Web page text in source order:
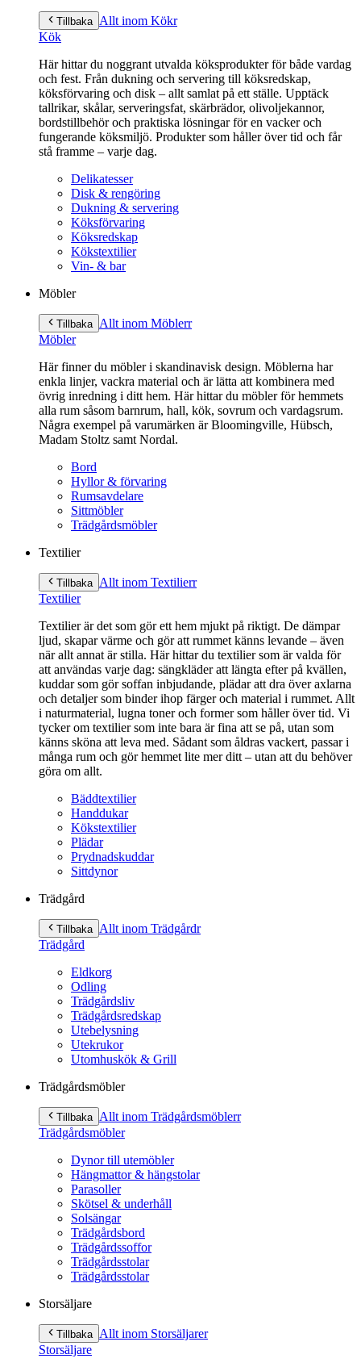
Tillbaka Allt inom Kökr
Kök
Här hittar du noggrant utvalda köksprodukter för både vardag
och fest. Från dukning och servering till köksredskap,
köksförvaring och disk – allt samlat på ett ställe. Upptäck
tallrikar, skålar, serveringsfat, skärbrädor, olivoljekannor,
bordstillbehör och praktiska lösningar för en vacker och
fungerande köksmiljö. Produkter som håller över tid och får
stå framme – varje dag.
Delikatesser
Disk & rengöring
Dukning & servering
Köksförvaring
Köksredskap
Kökstextilier
Vin- & bar
Möbler
Tillbaka Allt inom Möblerr
Möbler
Här finner du möbler i skandinavisk design. Möblerna har
enkla linjer, vackra material och är lätta att kombinera med
övrig inredning i ditt hem. Här hittar du möbler för hemmets
alla rum såsom barnrum, hall, kök, sovrum och vardagsrum.
Några exempel på varumärken är Bloomingville, Hübsch,
Madam Stoltz samt Nordal.
Bord
Hyllor & förvaring
Rumsavdelare
Sittmöbler
Trädgårdsmöbler
Textilier
Tillbaka Allt inom Textilierr
Textilier
Textilier är det som gör ett hem mjukt på riktigt. De dämpar
ljud, skapar värme och gör att rummet känns levande – även
när allt annat är stilla. Här hittar du textilier som är valda för
att användas varje dag: sängkläder att längta efter på kvällen,
kuddar som gör soffan inbjudande, plädar att dra över axlarna
och detaljer som binder ihop färger och material i rummet. Allt
i naturmaterial, lugna toner och former som håller över tid. Vi
tycker om textilier som inte bara är fina att se på, utan som
känns sköna att leva med. Sådant som åldras vackert, passar i
många rum och gör hemmet lite mer ditt – utan att du behöver
göra om allt.
Bäddtextilier
Handdukar
Kökstextilier
Plädar
Prydnadskuddar
Sittdynor
Trädgård
Tillbaka Allt inom Trädgårdr
Trädgård
Eldkorg
Odling
Trädgårdsliv
Trädgårdsredskap
Utebelysning
Utekrukor
Utomhuskök & Grill
Trädgårdsmöbler
Tillbaka Allt inom Trädgårdsmöblerr
Trädgårdsmöbler
Dynor till utemöbler
Hängmattor & hängstolar
Parasoller
Skötsel & underhåll
Solsängar
Trädgårdsbord
Trädgårdssoffor
Trädgårdsstolar
Trädgårdsstolar
Storsäljare
Tillbaka Allt inom Storsäljarer
Storsäljare